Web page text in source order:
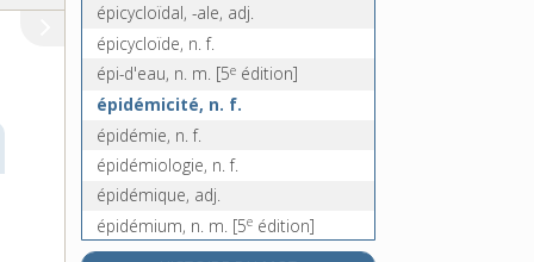
épicycloïdal, -ale, adj.
épicycloïde, n. f.
épi-d'eau, n. m. [5e édition]
épidémicité, n. f.
épidémie, n. f.
épidémiologie, n. f.
épidémique, adj.
épidémium, n. m. [5e édition]
épidendrum, n. m.